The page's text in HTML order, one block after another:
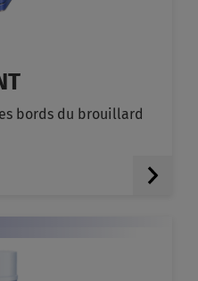
bords du brouillard